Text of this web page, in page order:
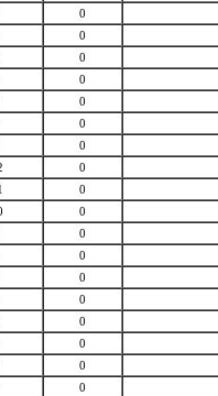
0
0
0
0
0
0
0
0
0
0
0
0
0
0
0
0
0
0